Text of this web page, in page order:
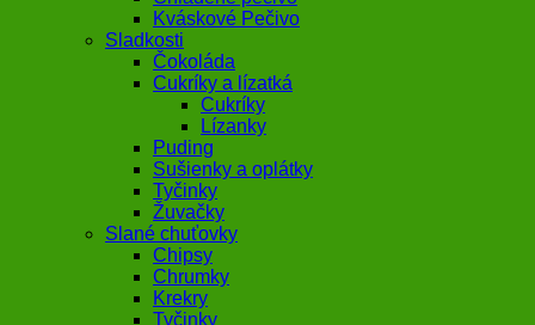
Kváskové Pečivo
Sladkosti
Čokoláda
Cukríky a lízatká
Cukríky
Lízanky
Puding
Sušienky a oplátky
Tyčinky
Žuvačky
Slané chuťovky
Chipsy
Chrumky
Krekry
Tyčinky